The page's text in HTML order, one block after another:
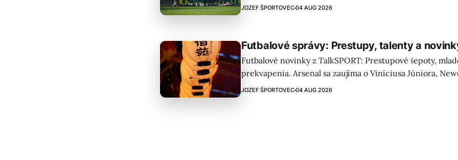
zisku titulu a verí v potenciál „červených diablov“.
JOZEF ŠPORTOVEC04 AUG 2026
Futbalové správy: Prestupy, talenty a
Futbalové novinky z TalkSPORT: Prestupové šepoty,
prekvapenia. Arsenal sa zaujíma o Viníciusa Júniora,
Bruna Guimarãesa a Chelsea mení stratégiu. História
JOZEF ŠPORTOVEC04 AUG 2026